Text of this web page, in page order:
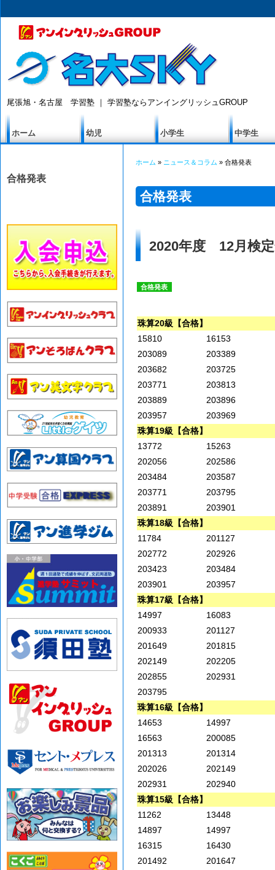
尾張旭・名古屋 学習塾 ｜ 学習塾ならアンイングリッシュGROUP
ホーム 幼児 小学生 中学生
合格発表
ホーム » ニュース＆コラム » 合格発表
合格発表
2020年度 12月検
合格発表
珠算20級【合格】
15810
16153
203089
203389
203682
203725
203771
203813
203889
203896
203957
203969
珠算19級【合格】
13772
15263
202056
202586
203484
203587
203771
203795
203891
203901
珠算18級【合格】
11784
201127
202772
202926
203423
203484
203901
203957
珠算17級【合格】
14997
16083
200933
201127
201649
201815
202149
202205
202855
202931
203795
珠算16級【合格】
14653
14997
16563
200085
201313
201314
202026
202149
202931
202940
珠算15級【合格】
11262
13448
14897
14997
16315
16430
201492
201647